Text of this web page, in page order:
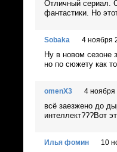
Отличный сериал.
фантастики. Но
Sobaka 4 ноября
Ну в новом сезоне
но по сюжету как
omenX3 4 ноября
всё заезжено до
интеллект???Вот
Илья фомин 10